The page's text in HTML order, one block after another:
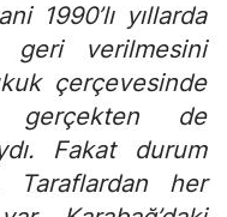
1990’lı yıllarda
geri verilmesini
çerçevesinde
gerçekten de
Fakat durum
Taraflardan her